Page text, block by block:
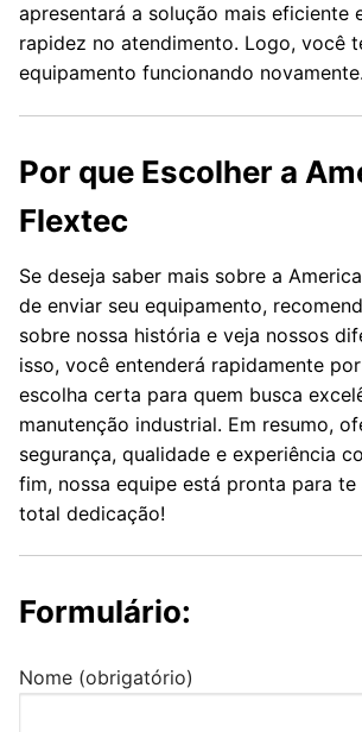
apresentará a solução mais eficiente
rapidez no atendimento. Logo, você
equipamento funcionando novamente.
Por que Escolher a
Flextec
Se deseja saber mais sobre a
de enviar seu equipamento,
sobre nossa história e veja nossos
isso, você entenderá rapidamente
escolha certa para quem busca
manutenção industrial. Em resumo,
segurança, qualidade e experiência
fim, nossa equipe está pronta para
total dedicação!
Formulário:
Nome (obrigatório)